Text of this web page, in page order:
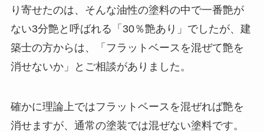
り寄せたのは、そんな油性の塗料の中で一番艶が
ない3分艶と呼ばれる「30％艶あり」でしたが、建
築士の方からは、「フラットベースを混ぜて艶を
消せないか」とご相談がありました。
確かに理論上ではフラットベースを混ぜれば艶を
消せますが、通常の塗装では混ぜない塗料です。